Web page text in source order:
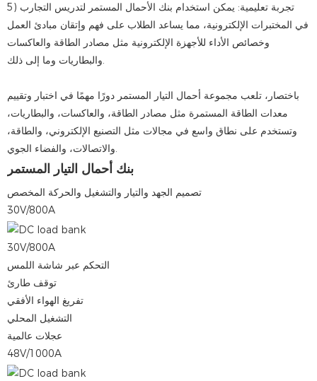
5) تجربة تعليمية: يمكن استخدام بنك الأحمال المستمر لتدريس التجارب
في المختبرات الإلكترونية، مما يساعد الطلاب على فهم وإتقان مبادئ العمل
وخصائص الأداء للأجهزة الإلكترونية مثل مصادر الطاقة والعاكسات
والبطاريات وما إلى ذلك.
باختصار، تلعب مجموعة أحمال التيار المستمر دورًا مهمًا في اختبار وتقييم
معدات الطاقة المستمرة مثل مصادر الطاقة، والعاكسات، والبطاريات،
وتستخدم على نطاق واسع في مجالات مثل التصنيع الإلكتروني، والطاقة،
والاتصالات، والفضاء الجوي.
بنك أحمال التيار المستمر
تصميم الجهد والتيار والتشغيل والحركة المخصص
30V/800A
30V/800A
التحكم عبر شاشة اللمس
توقف طارئ
تفريغ الهواء الأفقي
التشغيل المحلي
عجلات عالمية
48V/1000A